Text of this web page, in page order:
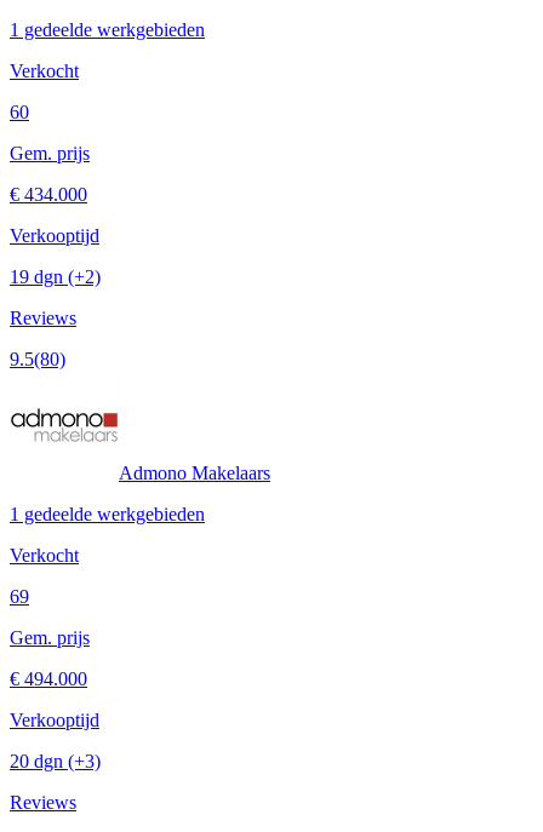
1 gedeelde werkgebieden
Verkocht
60
Gem. prijs
€ 434.000
Verkooptijd
19 dgn (+2)
Reviews
9.5(80)
Admono Makelaars
1 gedeelde werkgebieden
Verkocht
69
Gem. prijs
€ 494.000
Verkooptijd
20 dgn (+3)
Reviews